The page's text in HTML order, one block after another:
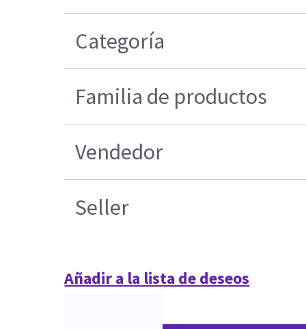
Categoría
Familia de productos
Vendedor
Seller
Añadir a la lista de deseos